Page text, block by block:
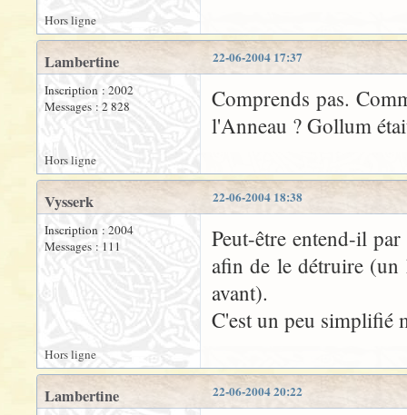
Hors ligne
22-06-2004 17:37
Lambertine
Inscription : 2002
Messages : 2 828
Comprends pas.
l'Anneau ? Gollum
Hors ligne
22-06-2004 18:38
Vysserk
Inscription : 2004
Messages : 111
Peut-être entend-il
afin de le détruire (un
avant).
C'est un peu simplifié
Hors ligne
22-06-2004 20:22
Lambertine